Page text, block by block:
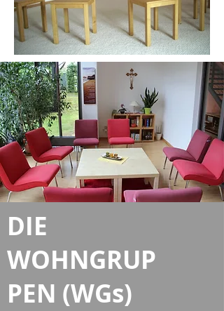
DIE
WOHNGRUP
PEN (WGs)